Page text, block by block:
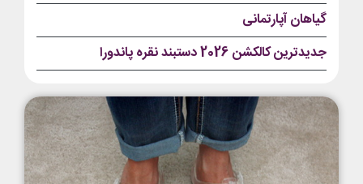
گیاهان آپارتمانی
جدیدترین کالکشن 2026 دستبند نقره پاندورا